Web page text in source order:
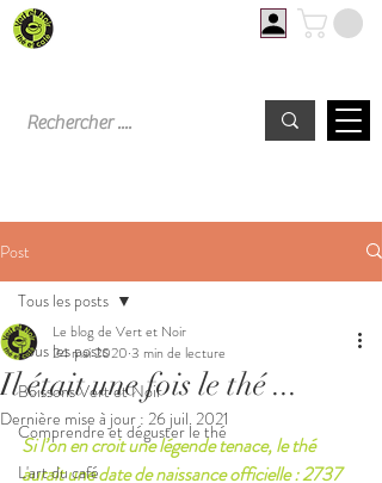
Post
Tous les posts
Boissons Vert et Noir
Comprendre et déguster le thé
L'art du café
Tous les posts
Il était une fois le thé ...
Le blog de Vert et Noir
24 mai 2020 3 min de lecture
Dernière mise à jour : 26 juil. 2021
Si l’on en croit une légende tenace, le thé
aurait une date de naissance officielle : 2737